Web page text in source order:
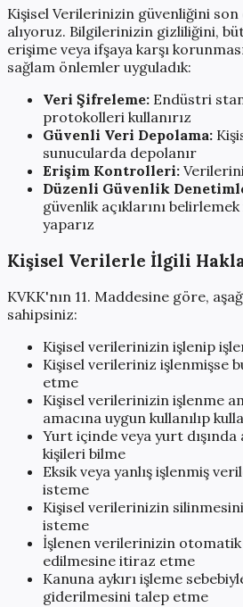
Kişisel Verilerinizin güvenliğini
alıyoruz. Bilgilerinizin gizliliğini,
erişime veya ifşaya karşı
sağlam önlemler uyguladık:
Veri Şifreleme: Endüstri
protokolleri kullanırız
Güvenli Veri Depolama:
sunucularda depolanır
Erişim Kontrolleri:
Düzenli Güvenlik
güvenlik açıklarını
yaparız
Kişisel Verilerle İlgili
KVKK'nın 11. Maddesine göre,
sahipsiniz:
Kişisel verilerinizin işlenip
Kişisel verileriniz işlenmişse
etme
Kişisel verilerinizin işlenme
amacına uygun kullanılıp
Yurt içinde veya yurt dışında
kişileri bilme
Eksik veya yanlış işlenmiş
isteme
Kişisel verilerinizin
isteme
İşlenen verilerinizin
edilmesine itiraz etme
Kanuna aykırı işleme
giderilmesini talep etme